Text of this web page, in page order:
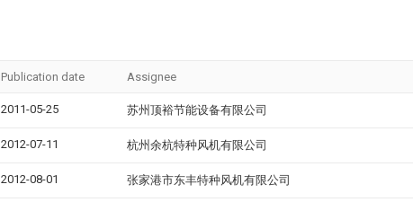
Publication date Assignee
2011-05-25 苏州顶裕节能设备有限公司
2012-07-11 杭州余杭特种风机有限公司
2012-08-01 张家港市东丰特种风机有限公司